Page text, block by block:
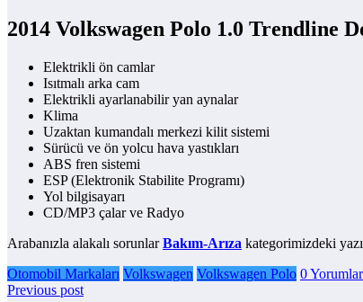
2014 Volkswagen Polo 1.0 Trendline
Elektrikli ön camlar
Isıtmalı arka cam
Elektrikli ayarlanabilir yan aynalar
Klima
Uzaktan kumandalı merkezi kilit sistemi
Sürücü ve ön yolcu hava yastıkları
ABS fren sistemi
ESP (Elektronik Stabilite Programı)
Yol bilgisayarı
CD/MP3 çalar ve Radyo
Arabanızla alakalı sorunlarBakım-Arıza kategorimizdeki
Otomobil Markaları Volkswagen Volkswagen Polo 0 Yorumlar
Previous post